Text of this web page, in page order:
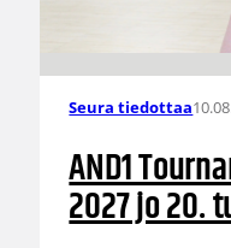
Seura tiedottaa
AND1
2027 jo 20.